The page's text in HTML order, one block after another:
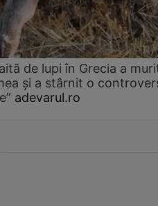
de lupi în Grecia a
și a stârnit o
adevarul.ro